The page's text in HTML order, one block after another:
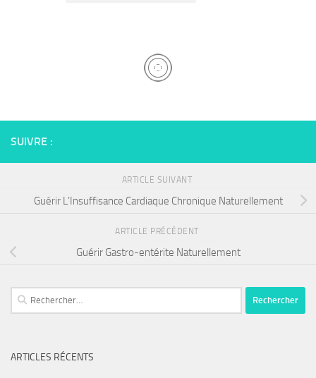
SUIVRE :
ARTICLE SUIVANT
Guérir L’Insuffisance Cardiaque Chronique Naturellement
ARTICLE PRÉCÉDENT
Guérir Gastro-entérite Naturellement
Rechercher :
ARTICLES RÉCENTS